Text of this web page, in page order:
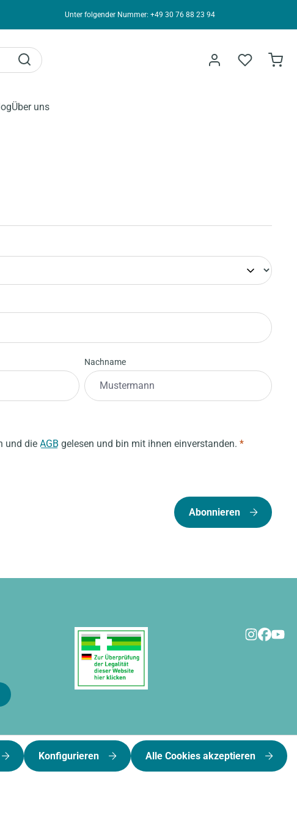
Unter folgender Nummer: +49 30 76 88 23 94
Über uns
Nachname
und die AGB gelesen und bin mit ihnen einverstanden. *
Abonnieren
Konfigurieren Alle Cookies akzeptieren